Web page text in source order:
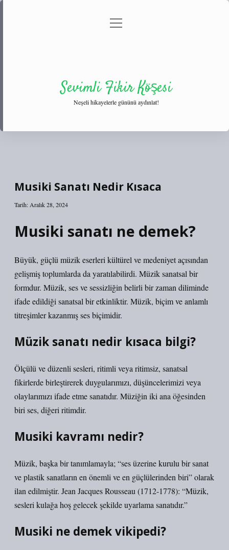
Gizlilik Politikası
menüyü
Sevimli Fikir Köşesi
Neşeli hikayelerle gününü aydınlat!
Musiki Sanatı Nedir Kısaca
Tarih: Aralık 28, 2024
Musiki sanatı ne demek?
Büyük, güçlü müzik eserleri kültürel ve medeniyet açısından
gelişmiş toplumlarda da yaratılabilirdi. Müzik sanatsal bir
formdur. Müzik, ses ve sessizliğin belirli bir zaman diliminde
ifade edildiği sanatsal bir etkinliktir. Müzik, biçim ve anlamlı
titreşimler kazanmış ses biçimidir.
Müzik sanatı nedir kısaca bilgi?
Ölçülü ve düzenli sesleri, ritimli veya ritimsiz, sanatsal
fikirlerde birleştirerek duygularımızı, düşüncelerimizi veya
olaylarımızı ifade etme sanatıdır. Müziğin iki ana öğesinden
biri ses, diğeri ritimdir.
Musiki kavramı nedir?
Müzik, başka bir tanımlamayla; “ses üzerine kurulu bir sanat
ve plastik sanatların en önemli ve en güçlülerinden biri” olarak
ilan edilmiştir. Jean Jacques Rousseau (1712-1778): “Müzik,
sesleri kulağa hoş gelecek şekilde uyarlama sanatıdır.”
Musiki ne demek vikipedi?